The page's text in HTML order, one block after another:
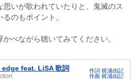
思いが歌われていたりと、鬼滅のス
のもポイント。
べながら聴いてみてください。
feat. LiSA 歌詞
作詞 梶浦由記
作曲 梶浦由記